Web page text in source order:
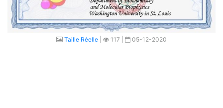
Taille Réelle 117 | 05-12-2020